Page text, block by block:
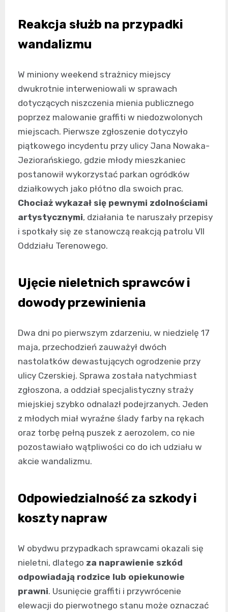
Reakcja służb na przypadki
wandalizmu
W miniony weekend strażnicy miejscy
dwukrotnie interweniowali w sprawach
dotyczących niszczenia mienia publicznego
poprzez malowanie graffiti w niedozwolonych
miejscach. Pierwsze zgłoszenie dotyczyło
piątkowego incydentu przy ulicy Jana Nowaka-
Jeziorańskiego, gdzie młody mieszkaniec
postanowił wykorzystać parkan ogródków
działkowych jako płótno dla swoich prac.
Chociaż wykazał się pewnymi zdolnościami
artystycznymi, działania te naruszały przepisy
i spotkały się ze stanowczą reakcją patrolu VII
Oddziału Terenowego.
Ujęcie nieletnich sprawców i
dowody przewinienia
Dwa dni po pierwszym zdarzeniu, w niedzielę 17
maja, przechodzień zauważył dwóch
nastolatków dewastujących ogrodzenie przy
ulicy Czerskiej. Sprawa została natychmiast
zgłoszona, a oddział specjalistyczny straży
miejskiej szybko odnalazł podejrzanych. Jeden
z młodych miał wyraźne ślady farby na rękach
oraz torbę pełną puszek z aerozolem, co nie
pozostawiało wątpliwości co do ich udziału w
akcie wandalizmu.
Odpowiedzialność za szkody i
koszty napraw
W obydwu przypadkach sprawcami okazali się
nieletni, dlatego za naprawienie szkód
odpowiadają rodzice lub opiekunowie
prawni. Usunięcie graffiti i przywrócenie
elewacji do pierwotnego stanu może oznaczać